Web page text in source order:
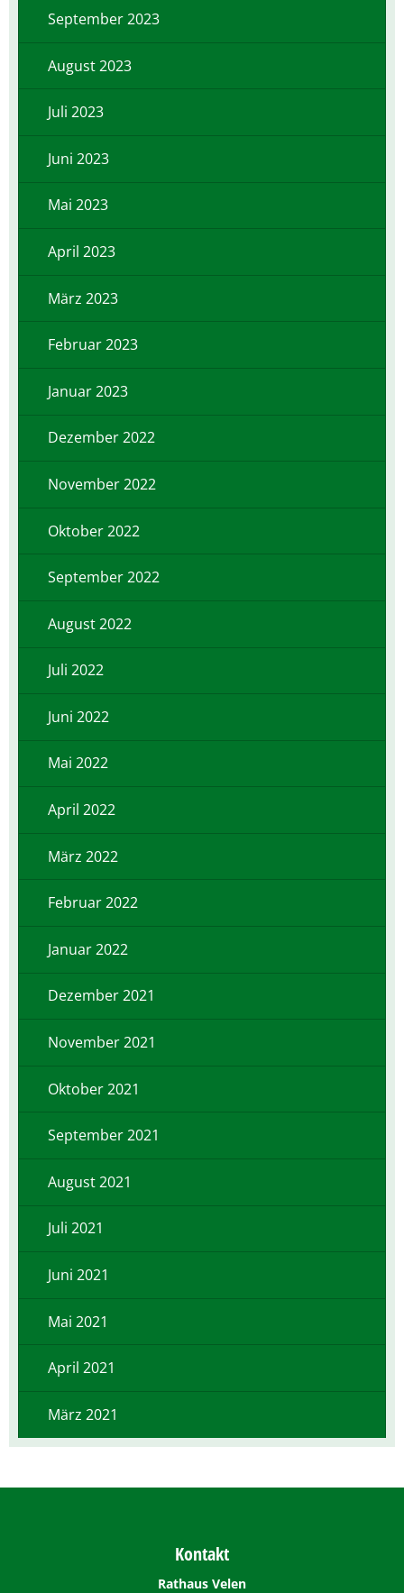
September 2023
August 2023
Juli 2023
Juni 2023
Mai 2023
April 2023
März 2023
Februar 2023
Januar 2023
Dezember 2022
November 2022
Oktober 2022
September 2022
August 2022
Juli 2022
Juni 2022
Mai 2022
April 2022
März 2022
Februar 2022
Januar 2022
Dezember 2021
November 2021
Oktober 2021
September 2021
August 2021
Juli 2021
Juni 2021
Mai 2021
April 2021
März 2021
Kontakt
Rathaus Velen